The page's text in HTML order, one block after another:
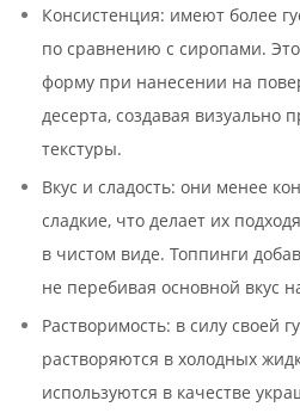
Консистенция: имеют более
по сравнению с сиропами.
форму при нанесении на
десерта, создавая визуально
текстуры.
Вкус и сладость: они менее
сладкие, что делает их
в чистом виде. Топпинги
не перебивая основной вкус
Растворимость: в силу своей
растворяются в холодных
используются в качестве